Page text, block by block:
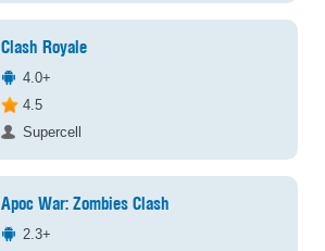
Clash Royale
4.0+
4.5
Supercell
Apoc War: Zombies Clash
2.3+